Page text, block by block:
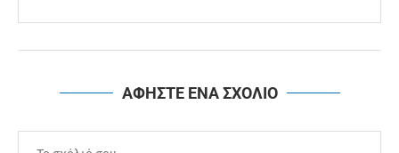
ΑΦΗΣΤΕ ΕΝΑ ΣΧΟΛΙΟ